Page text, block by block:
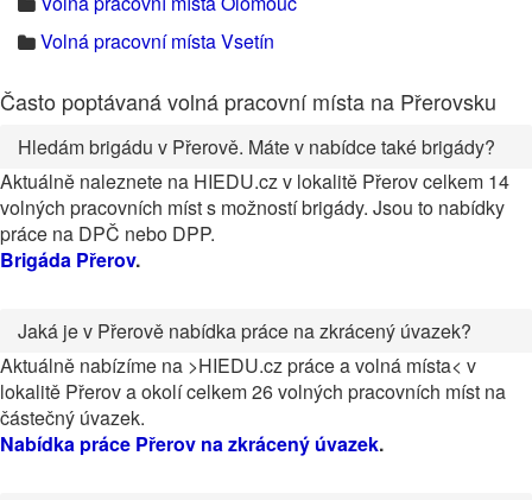
Volná pracovní místa Vsetín
Často poptávaná volná pracovní místa na Přerovsku
Hledám brigádu v Přerově. Máte v nabídce také brigády?
Aktuálně naleznete na HIEDU.cz v lokalitě Přerov celkem 14
volných pracovních míst s možností brigády. Jsou to nabídky
práce na DPČ nebo DPP.
Brigáda Přerov.
Jaká je v Přerově nabídka práce na zkrácený úvazek?
Aktuálně nabízíme na >HIEDU.cz práce a volná místa< v
lokalitě Přerov a okolí celkem 26 volných pracovních míst na
částečný úvazek.
Nabídka práce Přerov na zkrácený úvazek.